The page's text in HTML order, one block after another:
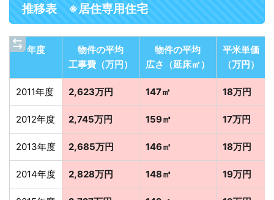
推移表 ※居住専用住宅
年度
物件の平均
工事費（万円）
物件の平均
広さ（延床㎡）
平米単価
（万円）
2011年度 2,623万円 147㎡ 18万円
2012年度 2,745万円 159㎡ 17万円
2013年度 2,685万円 146㎡ 18万円
2014年度 2,828万円 148㎡ 19万円